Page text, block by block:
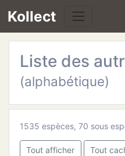
Kollect
Liste des
(alphabétique)
1535 espèces, 70 sous
Tout afficher Tout